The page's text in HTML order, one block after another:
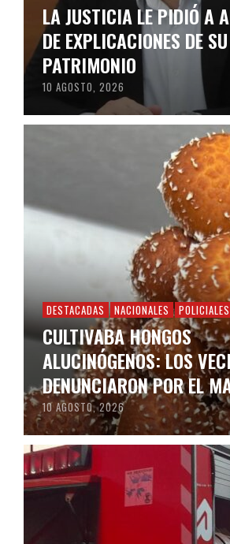
LA JUSTICIA LE PIDIÓ A
DE EXPLICACIONES DE SU
PATRIMONIO
10 AGOSTO, 2026
DESTACADAS NACIONALES POLICIALES
CULTIVABA HONGOS
ALUCINÓGENOS: LOS
DENUNCIARON POR EL
10 AGOSTO, 2026